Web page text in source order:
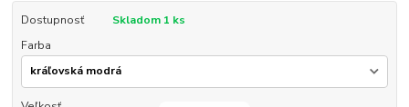
Dostupnosť
Skladom 1 ks
Farba